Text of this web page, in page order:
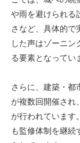
や雨を避けられる
さなど、具体的で
した声はゾーニン
る要素となってい
さらに、建築・都
が複数回開催され
が行われています
も監修体制を継続